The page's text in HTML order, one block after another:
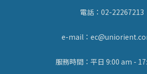
電話：02-22267213
e-mail：
服務時間：平日 9:00 am -